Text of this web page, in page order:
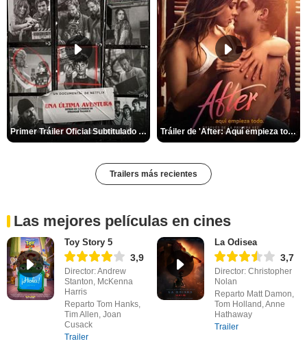
Primer Tráiler Oficial Subtitulado de 'Una última aventura: Detrás de cámaras de Stranger Things 5' Tráiler de 'After: Aquí empieza todo'
Trailers más recientes
Las mejores películas en cines
Toy Story 5
3,9
Director: Andrew
Stanton, McKenna
Harris
Reparto Tom Hanks,
Tim Allen, Joan
Cusack
Trailer
La Odisea
3,7
Director: Christopher
Nolan
Reparto Matt Damon,
Tom Holland, Anne
Hathaway
Trailer